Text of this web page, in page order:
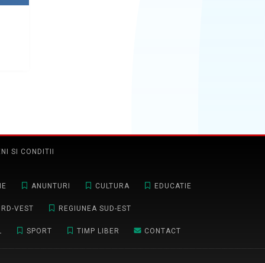
SI CONDITII
ANUNTURI CULTURA EDUCATIE
VEST REGIUNEA SUD-EST
SPORT TIMP LIBER CONTACT